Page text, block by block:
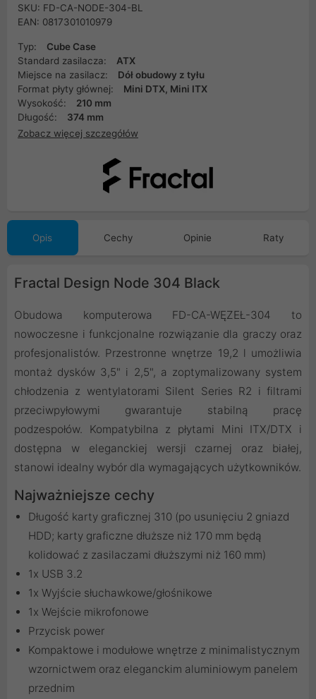
SKU: FD-CA-NODE-304-BL
EAN: 0817301010979
Typ:
Cube Case
Standard zasilacza:
ATX
Miejsce na zasilacz:
Dół obudowy z tyłu
Format płyty głównej:
Mini DTX, Mini ITX
Wysokość:
210 mm
Długość:
374 mm
Zobacz więcej szczegółów
Opis Cechy Opinie Raty
Fractal Design Node 304 Black
Obudowa komputerowa FD-CA-WĘZEŁ-304 to
nowoczesne i funkcjonalne rozwiązanie dla graczy oraz
profesjonalistów. Przestronne wnętrze 19,2 l umożliwia
montaż dysków 3,5" i 2,5", a zoptymalizowany system
chłodzenia z wentylatorami Silent Series R2 i filtrami
przeciwpyłowymi gwarantuje stabilną pracę
podzespołów. Kompatybilna z płytami Mini ITX/DTX i
dostępna w eleganckiej wersji czarnej oraz białej,
stanowi idealny wybór dla wymagających użytkowników.
Najważniejsze cechy
Długość karty graficznej 310 (po usunięciu 2 gniazd
HDD; karty graficzne dłuższe niż 170 mm będą
kolidować z zasilaczami dłuższymi niż 160 mm)
1x USB 3.2
1x Wyjście słuchawkowe/głośnikowe
1x Wejście mikrofonowe
Przycisk power
Kompaktowe i modułowe wnętrze z minimalistycznym
wzornictwem oraz eleganckim aluminiowym panelem
przednim